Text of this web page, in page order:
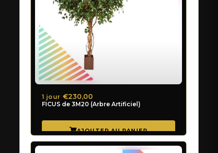
FICUS de 3M20 (Arbre Artificiel)
1 jour €230,00